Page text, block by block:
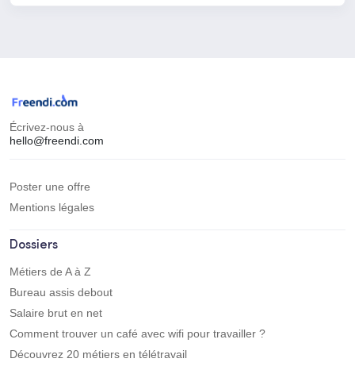
Écrivez-nous à
hello@freendi.com
Poster une offre
Mentions légales
Dossiers
Métiers de A à Z
Bureau assis debout
Salaire brut en net
Comment trouver un café avec wifi pour travailler ?
Découvrez 20 métiers en télétravail